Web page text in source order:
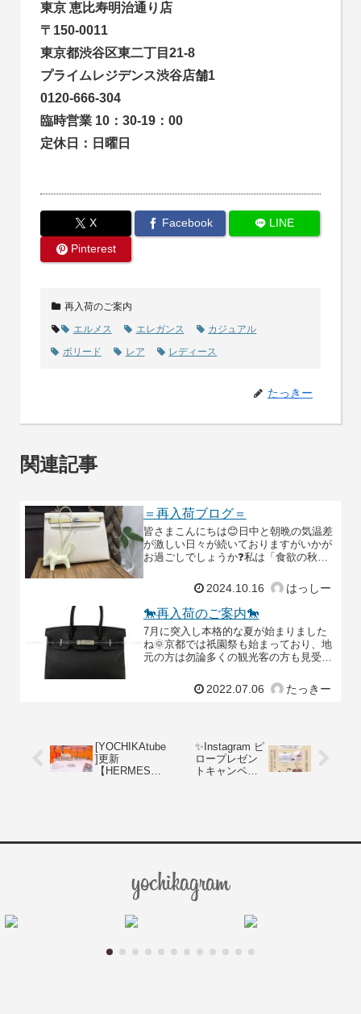
東京 恵比寿明治通り店
〒150-0011
東京都渋谷区東二丁目21-8
プライムレジデンス渋谷店舗1
0120-666-304
臨時営業 10：30-19：00
定休日：日曜日
X Facebook
LINE
Pinterest
再入荷のご案内
エルメス
エレガンス
カジュアル
ボリード
レア レディース
たっきー
関連記事
＝再入荷ブログ＝
皆さまこんにちは😊日中と朝晩の気温差
が激しい日々が続いておりますがいかが
お過ごしでしょうか❓私は「食欲の秋🍂
弄されております💦これからどんどん寒
くなっていくのが少し
2024.10.16 はっしー
🐎再入荷のご案内🐎
7月に突入し本格的な夏が始まりました
ね🌞京都では祇園祭も始まっており、地
元の方は勿論多くの観光客の方も見受け
で、皆様も是非お時間ございましたら足
を運んでみては如何で
2022.07.06 たっきー
[YOCHIKAtube
]更新
【HERMES入
の儀！
✨Instagram ピ
ロープレゼン
トキャンペー